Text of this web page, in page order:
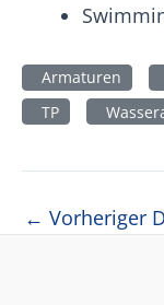
Armaturen
TP
← Vorheriger